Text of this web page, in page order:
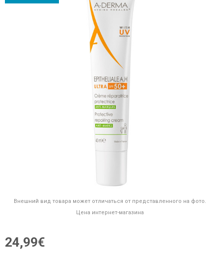
Внешний вид товара может отличаться от представленного на фото.
Цена интернет-магазина
24,99€